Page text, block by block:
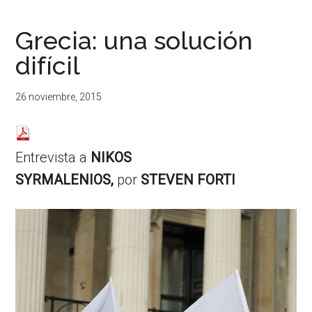
Tanteos.
Cruces
de
caminos
Grecia: una solución
difícil
26 noviembre, 2015
Entrevista a NIKOS
SYRMALENIOS, por STEVEN FORTI